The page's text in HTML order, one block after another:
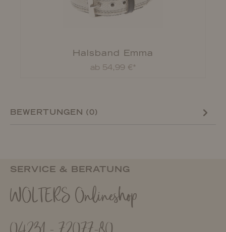
Halsband Emma
ab 54,99 €*
BEWERTUNGEN (0)
SERVICE & BERATUNG
WOLTERS Onlineshop